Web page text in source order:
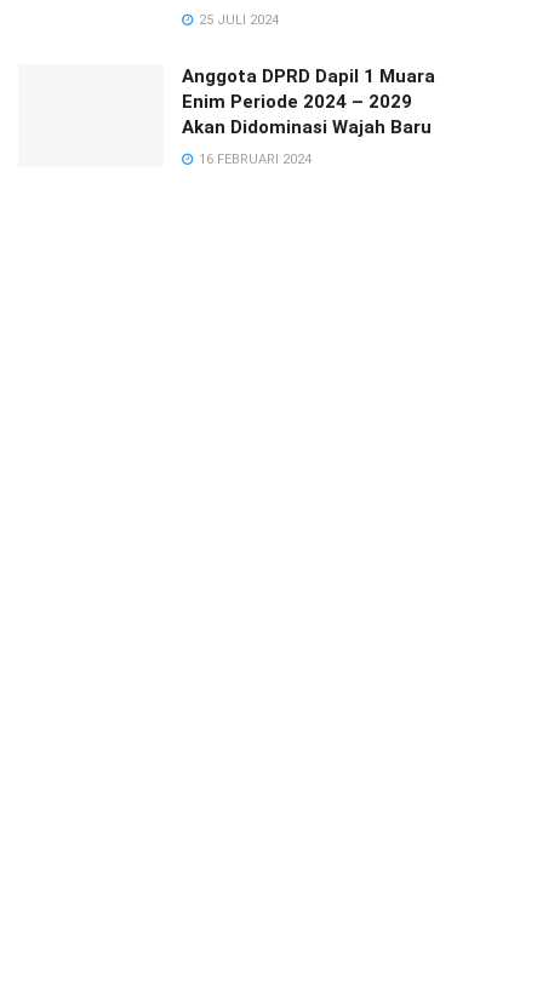
25 JULI 2024
Anggota DPRD Dapil 1 Muara
Enim Periode 2024 – 2029
Akan Didominasi Wajah Baru
16 FEBRUARI 2024